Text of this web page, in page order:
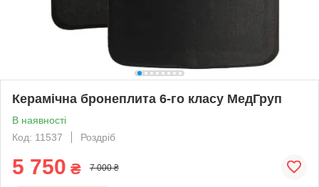
Керамічна бронеплита 6-го класу МедГруп
В наявності
Код: 11537
Роздріб
5 750 ₴ 7 000 ₴